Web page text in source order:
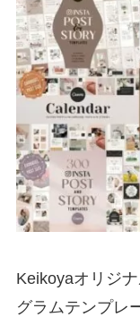
Keikoyaオリジ
グラムテンプレ